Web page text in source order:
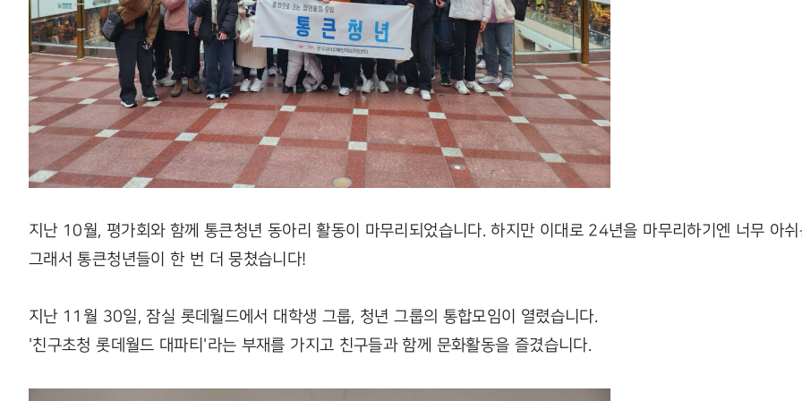
지난 10월, 평가회와 함께 통큰청년 동아리 활동이 마무리되었습니다. 하지만 이대로 24년을 마무리하기엔 너무 아쉬
그래서 통큰청년들이 한 번 더 뭉쳤습니다!
지난 11월 30일, 잠실 롯데월드에서 대학생 그룹, 청년 그룹의 통합모임이 열렸습니다.
'친구초청 롯데월드 대파티'라는 부재를 가지고 친구들과 함께 문화활동을 즐겼습니다.